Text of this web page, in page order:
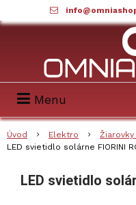
Menu
Úvod Elektro
LED svietidlo solárne FIORINI
LED svietidlo